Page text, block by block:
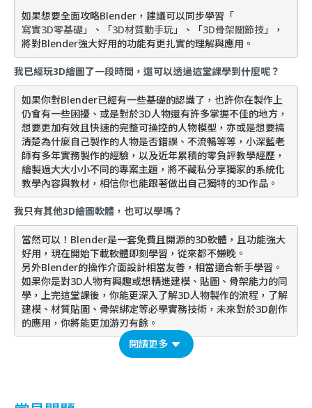
如果想要全面攻略Blender，建議可以同步學習「
寫實3D零基礎」、「3D材質動手玩」、「3D骨架關節技」，
將對Blender強大好用的功能有更扎實的理解與應用。
我已經玩3D繪圖了一段時間，還可以透過這堂課學到什麼呢？
如果你對Blender已經有一些基礎的認識了，也許你在製作上
仍會有一些困擾、或是對於3D人物還有許多掌握不佳的地方，
想要更加有效且快速的完整可操控的人物模型，亦或是想要搞
清楚為什麼自己製作的人物是否錯誤、不流暢等等，小深藍老
師有多年實務製作的經驗，以及近年累積的零負評教學經歷，
繪製過大大小小不同的專案主題，將不藏私分享獨家的系統化
教學內容與教材，相信你也能跟著做出自己獨特的3D作品。
我只有其他3D繪圖軟體，也可以學嗎？
當然可以！Blender是一套免費且開源的3D軟體，且功能強大
好用，現在開始下載軟體即刻學習，從來都不嫌晚。
另外Blender的操作介面設計相當友善，相當適合新手學習。
如果你是對3D人物有興趣或想精進建模、貼圖、骨架能力的同
學，上完這堂課後，你能更深入了解3D人物製作的流程，了解
建模、材質貼圖、骨架綁定等必學實務技術，未來對於3D創作
的應用，你將能更加游刃有餘。
閱讀更多